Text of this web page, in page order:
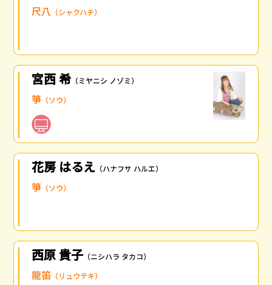
尺八 （シャクハチ）
宮西 希 （ミヤニシ ノゾミ）
箏 （ソウ）
花房 はるえ （ハナフサ ハルエ）
箏 （ソウ）
西原 貴子 （ニシハラ タカコ）
龍笛 （リュウテキ）